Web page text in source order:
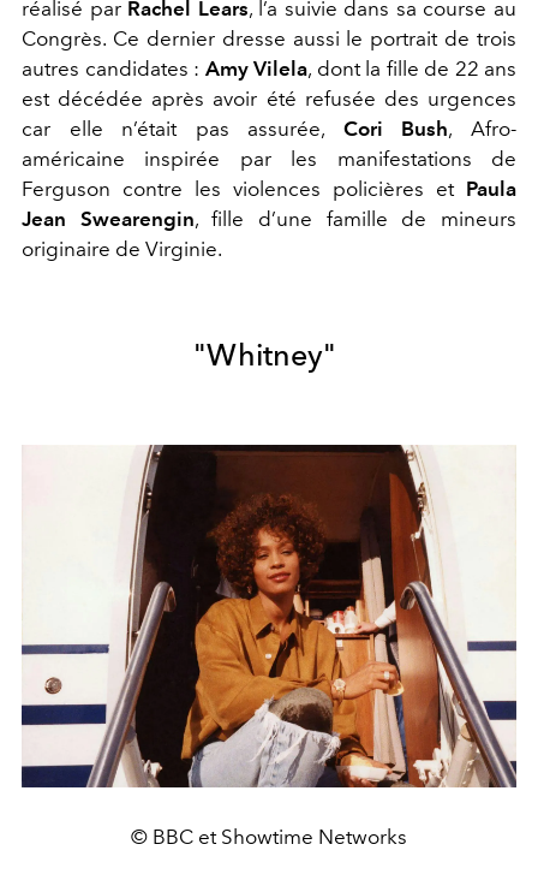
réalisé par Rachel Lears, l’a suivie dans sa course au
Congrès. Ce dernier dresse aussi le portrait de trois
autres candidates : Amy Vilela, dont la fille de 22 ans
est décédée après avoir été refusée des urgences
car elle n’était pas assurée, Cori Bush, Afro-
américaine inspirée par les manifestations de
Ferguson contre les violences policières et Paula
Jean Swearengin, fille d’une famille de mineurs
originaire de Virginie.
"Whitney"
© BBC et Showtime Networks